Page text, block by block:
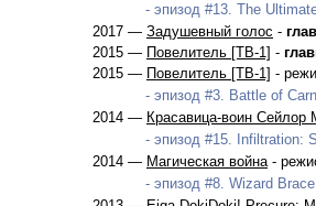
- эпизод #13. The
2017 — Задушевный голос -
2015 — Повелитель [ТВ-1] -
2015 — Повелитель [ТВ-1] -
- эпизод #3. Battle of
2014 — Красавица-воин Сейлор
- эпизод #15. Infiltration:
2014 — Магическая война-
- эпизод #8. Wizard